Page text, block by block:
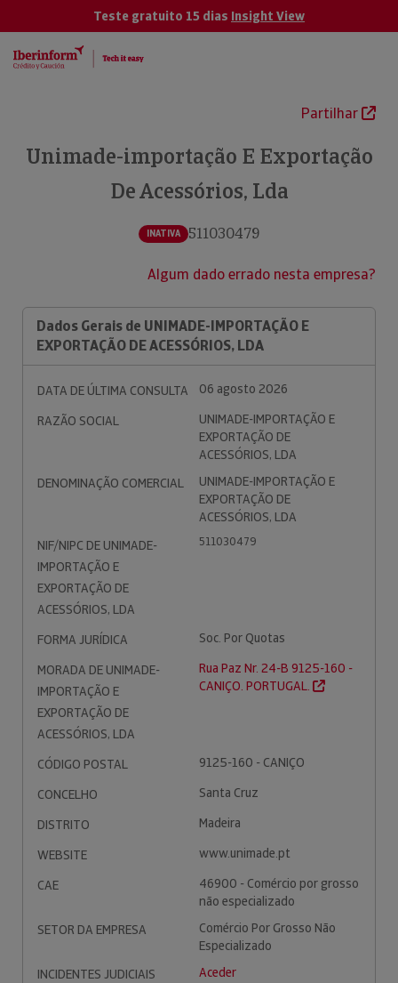
Teste gratuito 15 dias Insight View
Partilhar
Unimade-importação E Exportação
De Acessórios, Lda
INATIVA 511030479
Algum dado errado nesta empresa?
Dados Gerais de UNIMADE-IMPORTAÇÃO E
EXPORTAÇÃO DE ACESSÓRIOS, LDA
DATA DE ÚLTIMA CONSULTA
06 agosto 2026
RAZÃO SOCIAL
UNIMADE-IMPORTAÇÃO E
EXPORTAÇÃO DE
ACESSÓRIOS, LDA
DENOMINAÇÃO COMERCIAL
UNIMADE-IMPORTAÇÃO E
EXPORTAÇÃO DE
ACESSÓRIOS, LDA
NIF/NIPC DE UNIMADE-
IMPORTAÇÃO E
EXPORTAÇÃO DE
ACESSÓRIOS, LDA
511030479
FORMA JURÍDICA
Soc. Por Quotas
MORADA DE UNIMADE-
IMPORTAÇÃO E
EXPORTAÇÃO DE
ACESSÓRIOS, LDA
Rua Paz Nr. 24-B 9125-160 -
CANIÇO. PORTUGAL.
CÓDIGO POSTAL
9125-160 - CANIÇO
CONCELHO
Santa Cruz
DISTRITO
Madeira
WEBSITE
www.unimade.pt
CAE
46900 - Comércio por grosso
não especializado
SETOR DA EMPRESA
Comércio Por Grosso Não
Especializado
INCIDENTES JUDICIAIS
Aceder